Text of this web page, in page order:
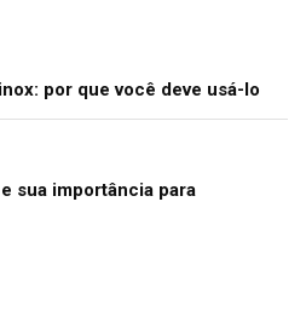
por que você deve usá-lo
sua importância para